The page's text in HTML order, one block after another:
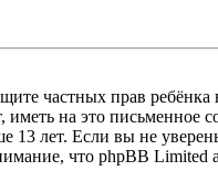
частных прав
на это письменное
лет. Если вы не
что phpBB